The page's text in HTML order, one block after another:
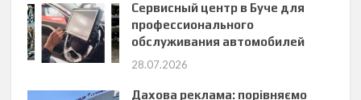
Сервисный центр в Буче для
профессионального
обслуживания автомобилей
28.07.2026
Дахова реклама: порівняємо